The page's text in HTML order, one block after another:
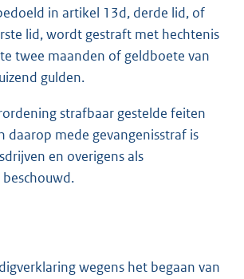
in artikel 13d, derde lid, of
lid, wordt gestraft met hechtenis
twee maanden of geldboete van
gulden.
strafbaar gestelde feiten
daarop mede gevangenisstraf is
en overigens als
wegens het begaan van